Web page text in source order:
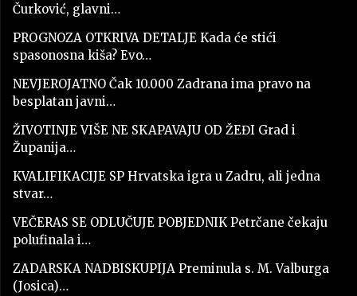
Čurković, glavni…
PROGNOZA OTKRIVA DETALJE Kada će stići
spasonosna kiša? Evo…
NEVJEROJATNO Čak 10.000 Zadrana ima pravo na
besplatan javni…
ŽIVOTINJE VIŠE NE SKAPAVAJU OD ŽEĐI Grad i
Županija…
KVALIFIKACIJE SP Hrvatska igra u Zadru, ali jedna
stvar…
VEČERAS SE ODLUČUJE POBJEDNIK Petrčane čekaju
polufinala i…
ZADARSKA NADBISKUPIJA Preminula s. M. Valburga
(Josica)…